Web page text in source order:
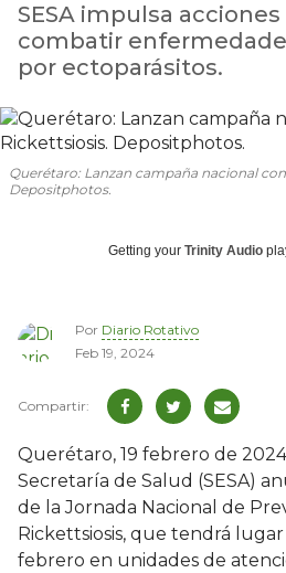
SESA impulsa
combatir
por ectoparásitos.
Querétaro: Lanzan campaña nacional
Depositphotos.
Getting your Trinity Audio
Por Diario Rotativo
Feb 19, 2024
Querétaro, 19 febrero de
Secretaría de Salud (SESA)
de la Jornada Nacional de
Rickettsiosis, que tendrá lugar
febrero en unidades de